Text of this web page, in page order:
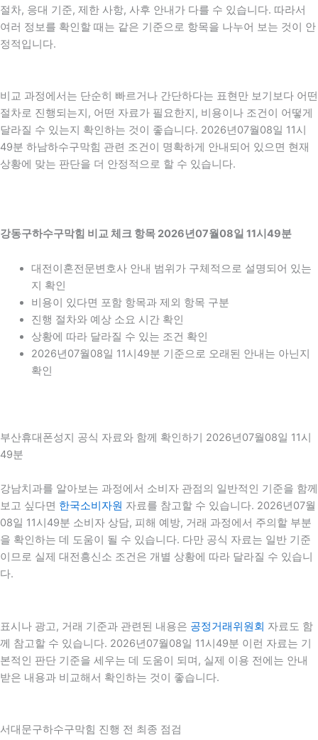
절차, 응대 기준, 제한 사항, 사후 안내가 다를 수 있습니다. 따라서
여러 정보를 확인할 때는 같은 기준으로 항목을 나누어 보는 것이 안
정적입니다.
비교 과정에서는 단순히 빠르거나 간단하다는 표현만 보기보다 어떤
절차로 진행되는지, 어떤 자료가 필요한지, 비용이나 조건이 어떻게
달라질 수 있는지 확인하는 것이 좋습니다. 2026년07월08일 11시
49분 하남하수구막힘 관련 조건이 명확하게 안내되어 있으면 현재
상황에 맞는 판단을 더 안정적으로 할 수 있습니다.
강동구하수구막힘 비교 체크 항목 2026년07월08일 11시49분
대전이혼전문변호사 안내 범위가 구체적으로 설명되어 있는
지 확인
비용이 있다면 포함 항목과 제외 항목 구분
진행 절차와 예상 소요 시간 확인
상황에 따라 달라질 수 있는 조건 확인
2026년07월08일 11시49분 기준으로 오래된 안내는 아닌지
확인
부산휴대폰성지 공식 자료와 함께 확인하기 2026년07월08일 11시
49분
강남치과를 알아보는 과정에서 소비자 관점의 일반적인 기준을 함께
보고 싶다면 한국소비자원 자료를 참고할 수 있습니다. 2026년07월
08일 11시49분 소비자 상담, 피해 예방, 거래 과정에서 주의할 부분
을 확인하는 데 도움이 될 수 있습니다. 다만 공식 자료는 일반 기준
이므로 실제 대전흥신소 조건은 개별 상황에 따라 달라질 수 있습니
다.
표시나 광고, 거래 기준과 관련된 내용은 공정거래위원회 자료도 함
께 참고할 수 있습니다. 2026년07월08일 11시49분 이런 자료는 기
본적인 판단 기준을 세우는 데 도움이 되며, 실제 이용 전에는 안내
받은 내용과 비교해서 확인하는 것이 좋습니다.
서대문구하수구막힘 진행 전 최종 점검